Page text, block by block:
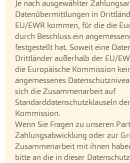
Je nach ausgewählter
Datenübermittlungen in
EU/EWR kommen, für die die
durch Beschluss ein
festgestellt hat. Soweit eine
Drittländer außerhalb der EU/
die Europäische Kommission
angemessenes
sich die Zusammenarbeit auf
Standarddatenschutzklauseln
Kommission.
Wenn Sie Fragen zu unseren
Zahlungsabwicklung oder zur
Zusammenarbeit mit ihnen
bitte an die in dieser